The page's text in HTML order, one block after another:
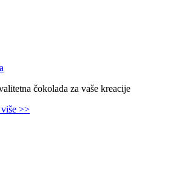
čokolada za vaše kreacije
više >>